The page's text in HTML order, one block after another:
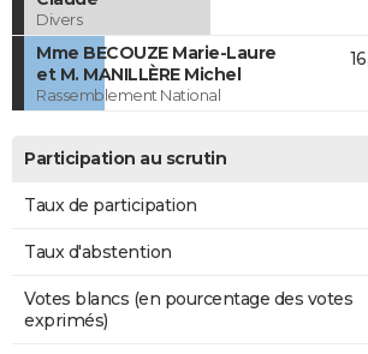
Divers
Mme BECOUZE Marie-Laure
et M. MANILLÈRE Michel
Rassemblement National
Participation au scrutin
Taux de participation
Taux d'abstention
Votes blancs (en pourcentage des votes
exprimés)